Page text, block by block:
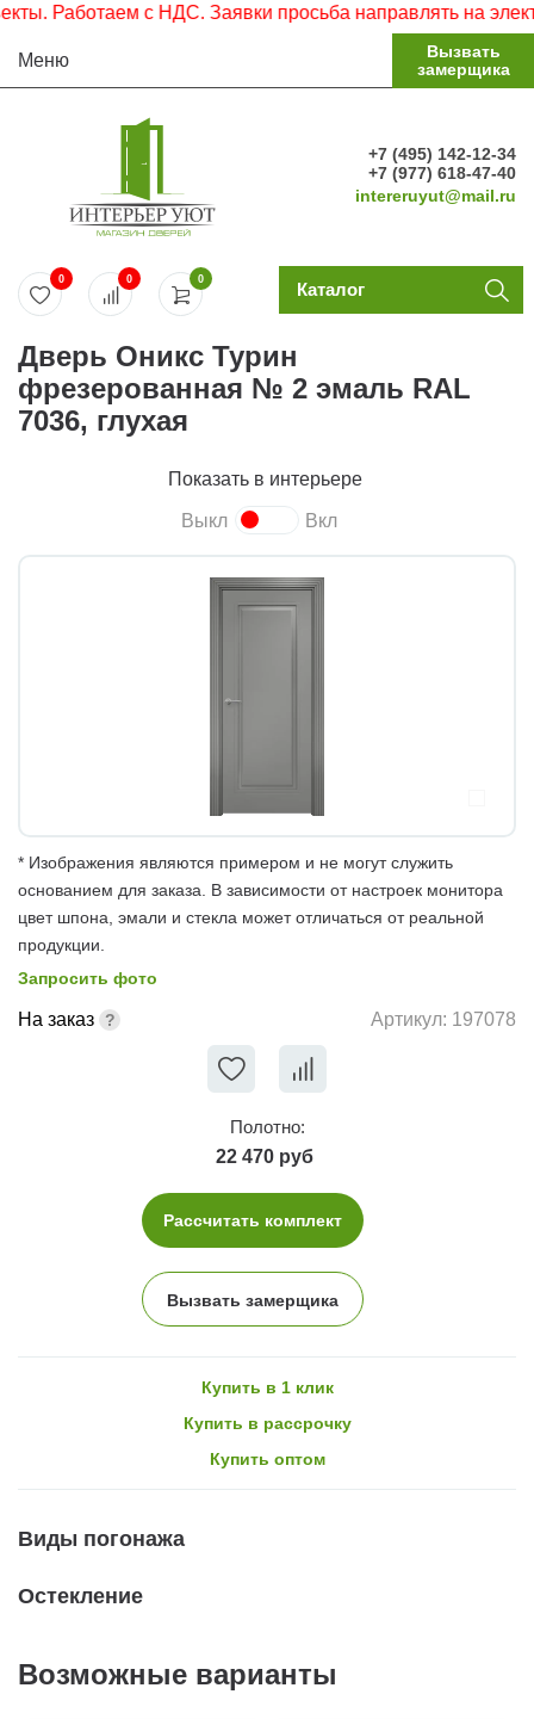
Работаем с НДС. Заявки просьба направлять на
Меню
Вызвать
замерщика
+7 (495) 142-12-34
+7 (977) 618-47-40
intereruyut@mail.ru
0
0 0 Каталог
Дверь Оникс Турин
фрезерованная № 2 эмаль RAL
7036, глухая
Показать в интерьере
Выкл Вкл
* Изображения являются примером и не могут служить
основанием для заказа. В зависимости от настроек монитора
цвет шпона, эмали и стекла может отличаться от реальной
продукции.
Запросить фото
На заказ Артикул: 197078
Полотно:
22 470 руб
Рассчитать комплект
Вызвать замерщика
Купить в 1 клик
Купить в рассрочку
Купить оптом
Виды погонажа
Остекление
Возможные варианты